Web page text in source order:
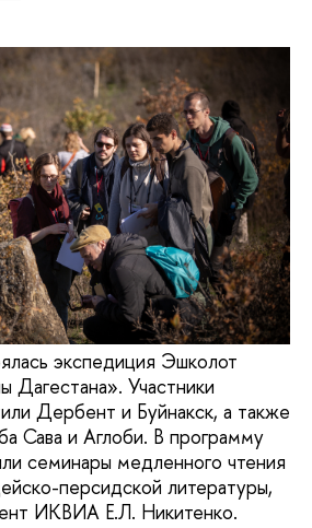
экспедиция Эшколот
Дагестана». Участники
Дербент и Буйнакск, а также
Сава и Аглоби. В программу
семинары медленного чтения
персидской литературы,
ИКВИА Е.Л. Никитенко.